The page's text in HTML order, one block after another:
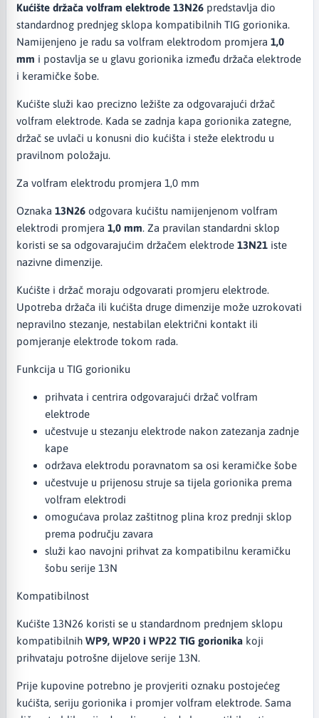
Kućište držača volfram elektrode 13N26predstavlja dio
standardnog prednjeg sklopa kompatibilnih TIG gorionika.
Namijenjeno je radu sa volfram elektrodom promjera 1,0
mm i postavlja se u glavu gorionika između držača elektrode
i keramičke šobe.
Kućište služi kao precizno ležište za odgovarajući držač
volfram elektrode. Kada se zadnja kapa gorionika zategne,
držač se uvlači u konusni dio kućišta i steže elektrodu u
pravilnom položaju.
Za volfram elektrodu promjera 1,0 mm
Oznaka 13N26odgovara kućištu namijenjenom volfram
elektrodi promjera 1,0 mm. Za pravilan standardni sklop
koristi se sa odgovarajućim držačem elektrode 13N21iste
nazivne dimenzije.
Kućište i držač moraju odgovarati promjeru elektrode.
Upotreba držača ili kućišta druge dimenzije može uzrokovati
nepravilno stezanje, nestabilan električni kontakt ili
pomjeranje elektrode tokom rada.
Funkcija u TIG gorioniku
prihvata i centrira odgovarajući držač volfram
elektrode
učestvuje u stezanju elektrode nakon zatezanja zadnje
kape
održava elektrodu poravnatom sa osi keramičke šobe
učestvuje u prijenosu struje sa tijela gorionika prema
volfram elektrodi
omogućava prolaz zaštitnog plina kroz prednji sklop
prema području zavara
služi kao navojni prihvat za kompatibilnu keramičku
šobu serije 13N
Kompatibilnost
Kućište 13N26 koristi se u standardnom prednjem sklopu
kompatibilnih WP9, WP20 i WP22 TIG gorionikakoji
prihvataju potrošne dijelove serije 13N.
Prije kupovine potrebno je provjeriti oznaku postojećeg
kućišta, seriju gorionika i promjer volfram elektrode. Sama